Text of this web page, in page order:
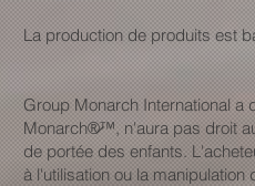
La production de produits est
Group Monarch International a
Monarch®̷™, n'aura pas droit
de portée des enfants.
à l'utilisation ou la manipulation